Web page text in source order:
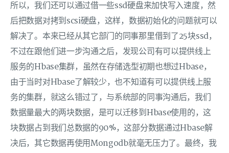
所以，我们还可以通过借一些ssd硬盘来加快写入速度，然
后把数据对拷到scsi硬盘，这样，数据初始化的问题就可以
解决了。本来已经从其它部门的同事那里借到了25块ssd，
不过在跟他们进一步沟通之后，发现公司有可以提供线上
服务的Hbase集群，虽然在存储选型初期也想过Hbase，
由于当时对Hbase了解较少，也不知道有可以提供线上服
务的集群，就这么错过了，与系统部的同事沟通后，我们
数据量最大的两块数据，是可以迁移到Hbase使用的，这
块数据占到我们总数据的90%，这部分数据通过Hbase解
决后，其它数据再使用Mongodb就毫无压力了。最终，我